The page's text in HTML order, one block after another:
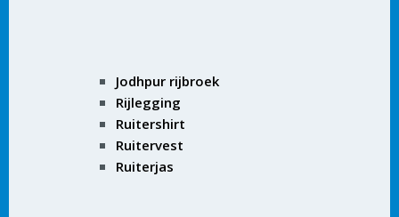
Jodhpur rijbroek
Rijlegging
Ruitershirt
Ruitervest
Ruiterjas